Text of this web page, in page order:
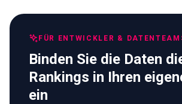
FÜR ENTWICKLER &
Binden Sie die Daten
Rankings in Ihren
ein